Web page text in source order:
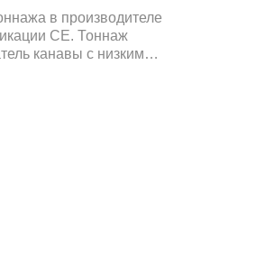
в производителе
CE. Тоннаж
канавы с низким
использует все
ЕС без